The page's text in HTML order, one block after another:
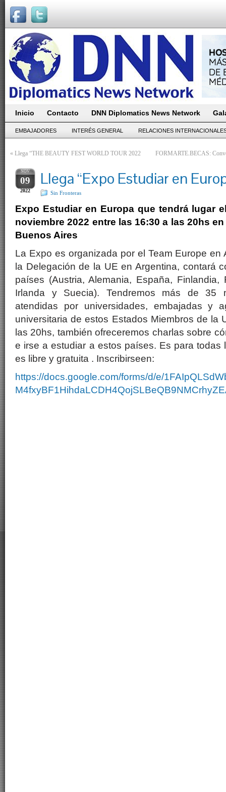
Inicio Contacto DNN Diplomatics News Network
EMBAJADORES INTERÉS GENERAL RELACIONES
« Llega “THE BEAUTY FEST WORLD TOUR 2022 FORMARTE.BECAS:
NOV
09
2022
Llega “Expo Estudiar en
Sin Fronteras
Expo Estudiar en Europa que tendrá lugar
noviembre 2022 entre las 16:30 a las 20hs
Buenos Aires
La Expo es organizada por el Team Europe en
la Delegación de la UE en Argentina, contará
países (Austria, Alemania, España, Finlandia,
Irlanda y Suecia). Tendremos más de 35
atendidas por universidades, embajadas y
universitaria de estos Estados Miembros de la
las 20hs, también ofreceremos charlas sobre
e irse a estudiar a estos países. Es para todas
es libre y gratuita . Inscribirseen:
https://docs.google.com/forms/d/e/